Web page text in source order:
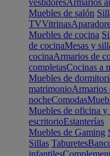
vestidoresArmarios
Muebles de salón
TVVitrinas
Muebles de cocina
de cocinaMesas y
cocinaArmarios de
completasCocinas a
Muebles de
matrimonioArmarios
nocheComodas
Muebles de oficina y
escritorioEstanterías
Muebles de Gaming
Sillas Taburetes
infantiles